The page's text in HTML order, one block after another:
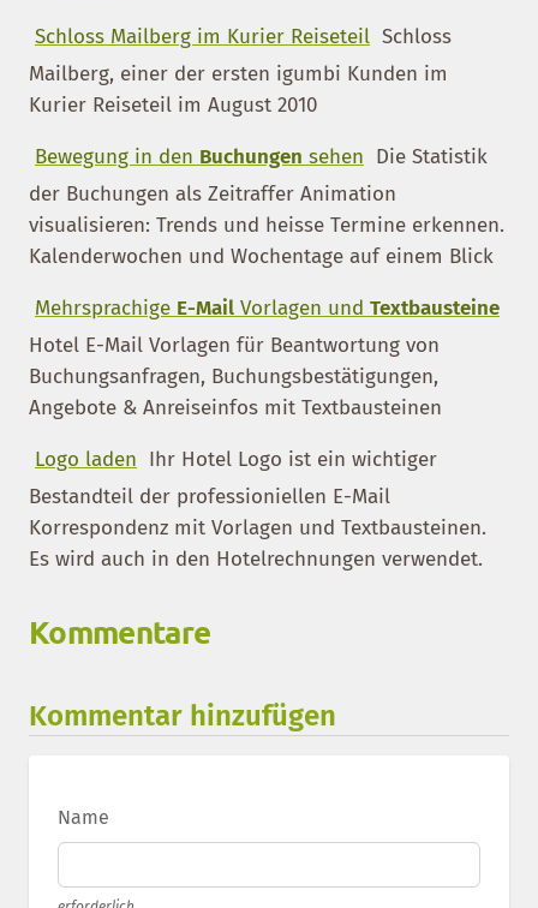
Schloss Mailberg im Kurier Reiseteil Schloss
Mailberg, einer der ersten igumbi Kunden im
Kurier Reiseteil im August 2010
Bewegung in den Buchungen sehen Die Statistik
der Buchungen als Zeitraffer Animation
visualisieren: Trends und heisse Termine erkennen.
Kalenderwochen und Wochentage auf einem Blick
Mehrsprachige E-Mail Vorlagen und Textbausteine
Hotel E-Mail Vorlagen für Beantwortung von
Buchungsanfragen, Buchungsbestätigungen,
Angebote & Anreiseinfos mit Textbausteinen
Logo laden Ihr Hotel Logo ist ein wichtiger
Bestandteil der professioniellen E-Mail
Korrespondenz mit Vorlagen und Textbausteinen.
Es wird auch in den Hotelrechnungen verwendet.
Kommentare
Kommentar hinzufügen
Name